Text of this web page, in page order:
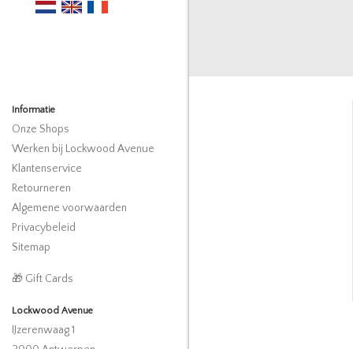
Informatie
Onze Shops
Werken bij Lockwood Avenue
Klantenservice
Retourneren
Algemene voorwaarden
Privacybeleid
Sitemap
🎁 Gift Cards
Lockwood Avenue
IJzerenwaag 1